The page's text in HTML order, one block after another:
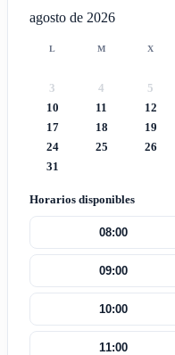
agosto de 2026
L M X
3
4 5
10
11 12
17
18 19
24
25 26
31
Horarios disponibles
08:00
09:00
10:00
11:00